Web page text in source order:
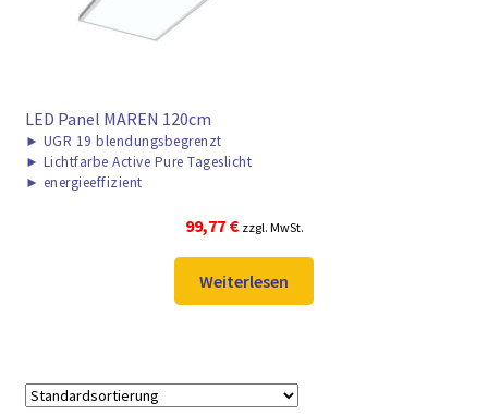
LED Panel MAREN 120cm
► UGR 19 blendungsbegrenzt
► Lichtfarbe Active Pure Tageslicht
► energieeffizient
99,77 € zzgl. MwSt.
Weiterlesen